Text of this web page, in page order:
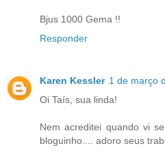
Bjus 1000 Gema !!
Responder
Karen Kessler 1 de março
Oi Taís, sua linda!
Nem acreditei quando vi
bloguinho.... adoro seus